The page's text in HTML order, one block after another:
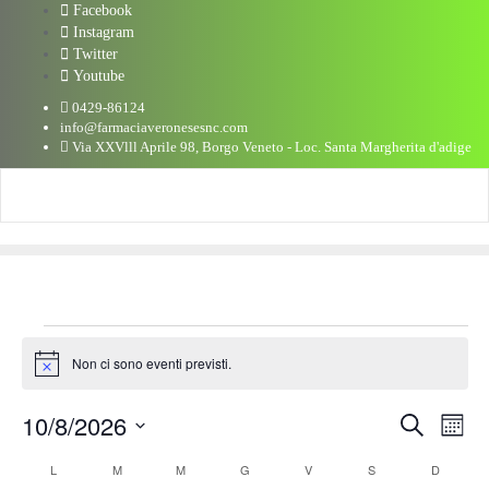
Facebook
Instagram
Twitter
Youtube
0429-86124
info@farmaciaveronesesnc.com
Via XXVlll Aprile 98, Borgo Veneto - Loc. Santa Margherita d'adige
Eventi
Notice Non ci sono eventi previsti.
Eventi
Cerca
Mese
10/8/2026
Calendario
L MMARTEDÌ M MERCOLEDÌ
G VVENERDÌ S D